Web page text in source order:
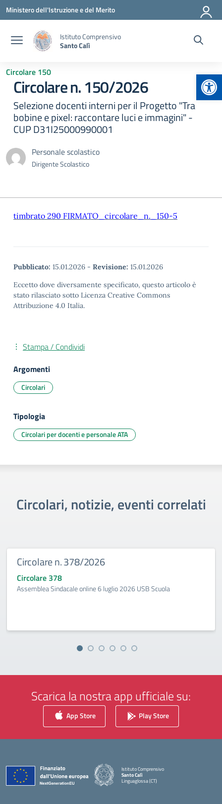
Vai ai contenuti
Vai al menu di navigazione
Vai al footer
Ministero dell'Istruzione e del Merito
Istituto Comprensivo
Santo Calì
Circolare 150
Circolare n. 150/2026
Selezione docenti interni per il Progetto "Tra
bobine e pixel: raccontare luci e immagini" -
CUP D31I25000990001
Personale scolastico
Dirigente Scolastico
timbrato 290 FIRMATO_circolare_n._150-5
Pubblicato: 15.01.2026 - Revisione: 15.01.2026
Eccetto dove diversamente specificato, questo articolo è
stato rilasciato sotto Licenza Creative Commons
Attribuzione 4.0 Italia.
Stampa / Condividi
Argomenti
Circolari
Tipologia
Circolari per docenti e personale ATA
Circolari, notizie, eventi correlati
Circolare n. 378/2026
Circolare 378
Assemblea Sindacale online 6 luglio 2026 USB Scuola
Scarica la nostra app ufficiale su:
App Store Play Store
Istituto Comprensivo
Santo Calì
Linguaglossa (CT)
— Visita la pagina iniziale della scuola